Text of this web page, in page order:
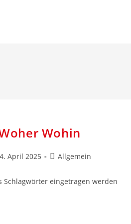
Wohin
April 2025
Beitrags-
Allgemein
Schlagwörter eingetragen werden